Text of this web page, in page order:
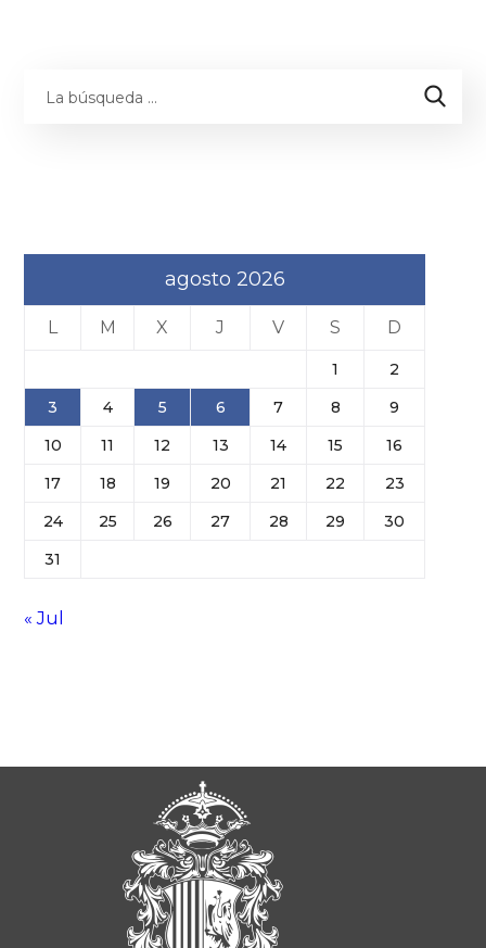
agosto 2026
L M X J V S D
1
2
3
4 5 6 7 8
9
10
11 12 13 14 15
16
17
18 19 20 21 22
23
24
25 26 27 28 29
30
31
« Jul